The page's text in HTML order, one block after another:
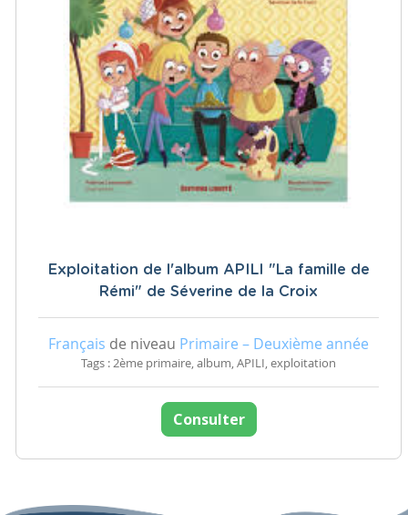
Exploitation de l'album APILI "La famille de
Rémi" de Séverine de la Croix
Français de niveau Primaire – Deuxième année
Tags : 2ème primaire, album, APILI, exploitation
Consulter